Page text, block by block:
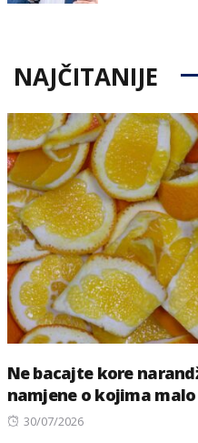
NAJČITANIJE
Ne bacajte kore
namjene o kojima
Posted
30/07/2026